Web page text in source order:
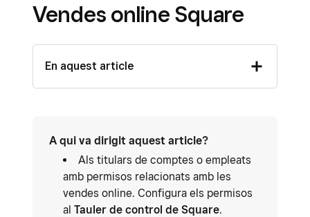
Vendes online Square
En aquest article
A qui va dirigit aquest article?
Als titulars de comptes o empleats
amb permisos relacionats amb les
vendes online. Configura els permisos
al Tauler de control de Square.